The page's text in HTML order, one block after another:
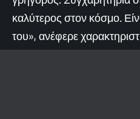
καλύτερος στον κόσμο.
του», ανέφερε